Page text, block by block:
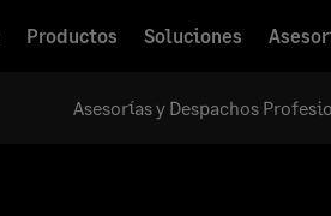
Productos Soluciones
Asesorías y Despachos